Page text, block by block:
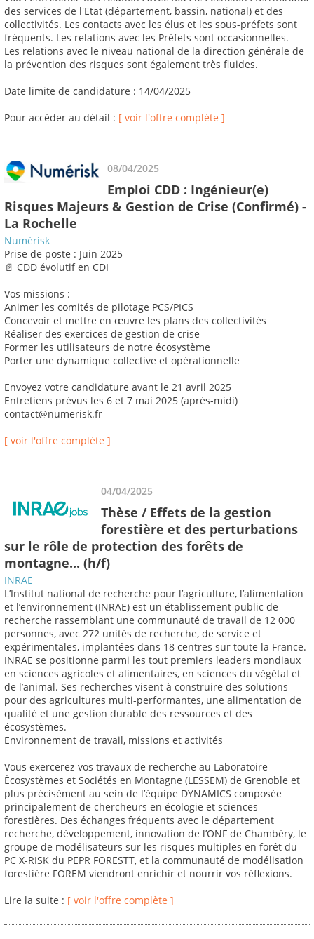
des services de l'Etat (département, bassin, national) et des
collectivités. Les contacts avec les élus et les sous-préfets sont
fréquents. Les relations avec les Préfets sont occasionnelles.
Les relations avec le niveau national de la direction générale de
la prévention des risques sont également très fluides.
Date limite de candidature : 14/04/2025
Pour accéder au détail : [ voir l'offre complète ]
08/04/2025
Emploi CDD : Ingénieur(e)
Risques Majeurs & Gestion de Crise (Confirmé) -
La Rochelle
Numérisk
Prise de poste : Juin 2025
📄 CDD évolutif en CDI
Vos missions :
Animer les comités de pilotage PCS/PICS
Concevoir et mettre en œuvre les plans des collectivités
Réaliser des exercices de gestion de crise
Former les utilisateurs de notre écosystème
Porter une dynamique collective et opérationnelle
Envoyez votre candidature avant le 21 avril 2025
Entretiens prévus les 6 et 7 mai 2025 (après-midi)
contact@numerisk.fr
[ voir l'offre complète ]
04/04/2025
Thèse / Effets de la gestion
forestière et des perturbations
sur le rôle de protection des forêts de
montagne... (h/f)
INRAE
L’Institut national de recherche pour l’agriculture, l’alimentation
et l’environnement (INRAE) est un établissement public de
recherche rassemblant une communauté de travail de 12 000
personnes, avec 272 unités de recherche, de service et
expérimentales, implantées dans 18 centres sur toute la France.
INRAE se positionne parmi les tout premiers leaders mondiaux
en sciences agricoles et alimentaires, en sciences du végétal et
de l’animal. Ses recherches visent à construire des solutions
pour des agricultures multi-performantes, une alimentation de
qualité et une gestion durable des ressources et des
écosystèmes.
Environnement de travail, missions et activités
Vous exercerez vos travaux de recherche au Laboratoire
Écosystèmes et Sociétés en Montagne (LESSEM) de Grenoble et
plus précisément au sein de l’équipe DYNAMICS composée
principalement de chercheurs en écologie et sciences
forestières. Des échanges fréquents avec le département
recherche, développement, innovation de l’ONF de Chambéry, le
groupe de modélisateurs sur les risques multiples en forêt du
PC X-RISK du PEPR FORESTT, et la communauté de modélisation
forestière FOREM viendront enrichir et nourrir vos réflexions.
Lire la suite : [ voir l'offre complète ]